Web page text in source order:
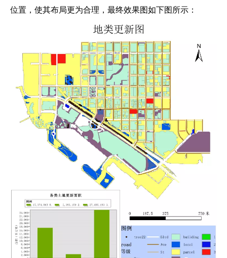
位置，使其布局更为合理，最终效果图如下图所示：